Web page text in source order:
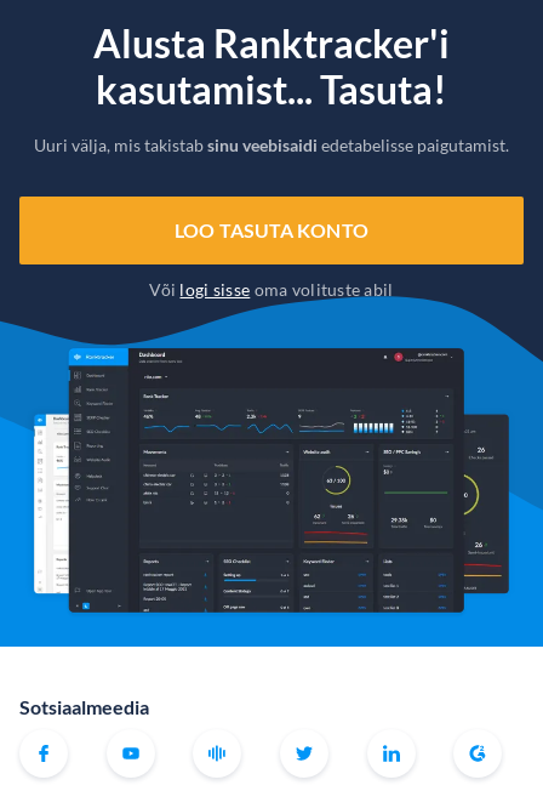
Alusta Ranktracker'i
kasutamist... Tasuta!
Uuri välja, mis takistabsinu veebisaidi edetabelisse paigutamist.
LOO TASUTA KONTO
Või logi sisse oma volituste abil
Sotsiaalmeedia